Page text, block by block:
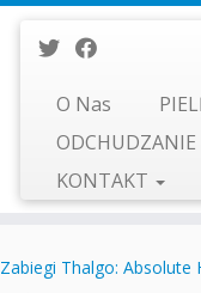
O Nas
ODCHUDZANIE
KONTAKT
Zabiegi Thalgo: Absolute